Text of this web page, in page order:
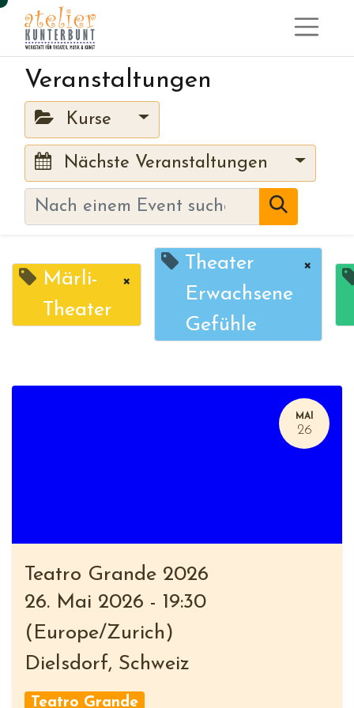
Veranstaltungen
Kurse
Nächste Veranstaltungen
Märli-
Theater
×
Theater
Erwachsene
Gefühle
×
MAI
26
Teatro Grande 2026
26. Mai 2026 - 19:30
( Europe/Zurich )
Dielsdorf, Schweiz
Teatro Grande